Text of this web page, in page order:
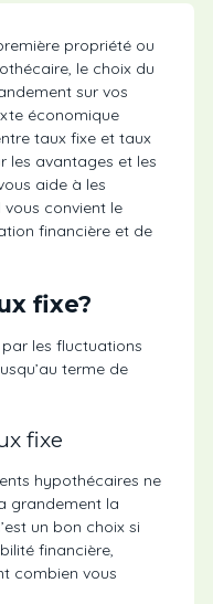
propriété ou
le choix du
sur vos
économique
taux fixe et taux
les avantages et les
aide à les
convient le
financière et de
fixe?
les fluctuations
terme de
fixe
hypothécaires ne
grandement la
un bon choix si
financière,
combien vous